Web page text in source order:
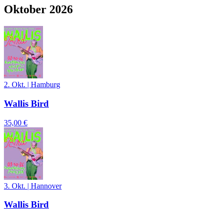
Oktober 2026
2. Okt. | Hamburg
Wallis Bird
35,00 €
3. Okt. | Hannover
Wallis Bird